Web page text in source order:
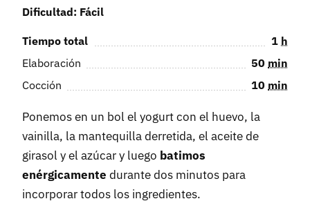
Dificultad: Fácil
Tiempo total 1 h
Elaboración
50 min
Cocción
10 min
Ponemos en un bol el yogurt con el huevo, la
vainilla, la mantequilla derretida, el aceite de
girasol y el azúcar y luego batimos
enérgicamente durante dos minutos para
incorporar todos los ingredientes.